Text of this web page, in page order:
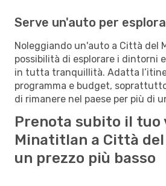
Serve un'auto per
Noleggiando un'auto a Città del
possibilità di esplorare i dintorni
in tutta tranquillità. Adatta
programma e budget,
di rimanere nel paese per più di
Prenota subito il tuo
Minatitlan a Città del
un prezzo più basso